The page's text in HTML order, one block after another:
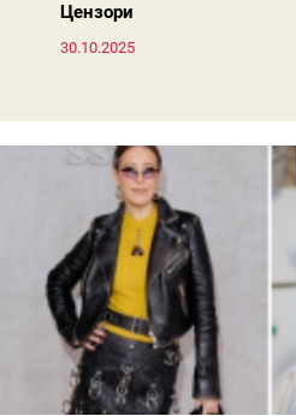
Цензори
30.10.2025